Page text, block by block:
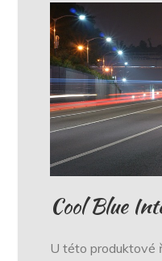
Cool Blue
U této produktové